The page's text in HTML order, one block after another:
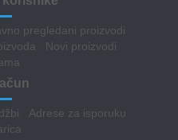
pregledani proizvodi
Novi proizvodi
Adrese za isporuku